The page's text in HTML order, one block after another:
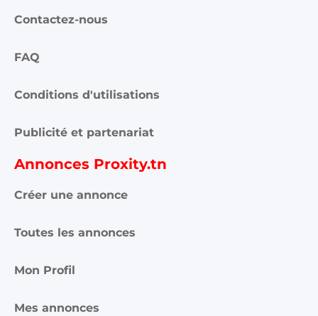
Contactez-nous
FAQ
Conditions d'utilisations
Publicité et partenariat
Annonces Proxity.tn
Créer une annonce
Toutes les annonces
Mon Profil
Mes annonces